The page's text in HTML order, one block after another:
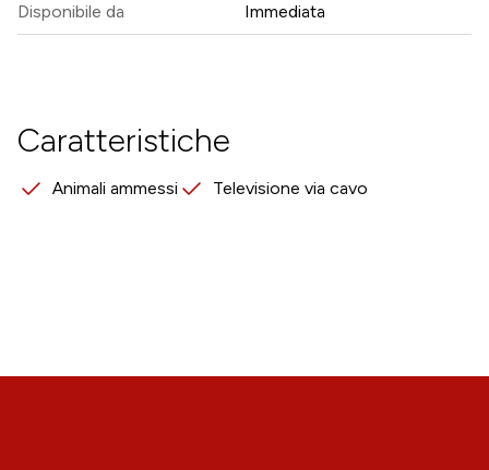
Disponibile da Immediata
Caratteristiche
Animali ammessi Televisione via cavo